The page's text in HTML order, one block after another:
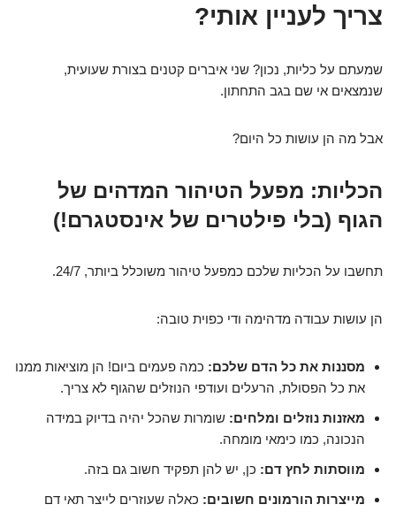
צריך לעניין אותי?
שמעתם על כליות, נכון? שני איברים קטנים בצורת שעועית,
שנמצאים אי שם בגב התחתון.
אבל מה הן עושות כל היום?
הכליות: מפעל הטיהור המדהים של
הגוף (בלי פילטרים של אינסטגרם!)
תחשבו על הכליות שלכם כמפעל טיהור משוכלל ביותר, 24/7.
הן עושות עבודה מדהימה ודי כפוית טובה:
מסננות את כל הדם שלכם: כמה פעמים ביום! הן מוציאות ממנו
את כל הפסולת, הרעלים ועודפי הנוזלים שהגוף לא צריך.
מאזנות נוזלים ומלחים: שומרות שהכל יהיה בדיוק במידה
הנכונה, כמו כימאי מומחה.
מווסתות לחץ דם: כן, יש להן תפקיד חשוב גם בזה.
מייצרות הורמונים חשובים: כאלה שעוזרים לייצר תאי דם